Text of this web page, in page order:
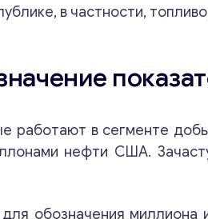
н
и
о
м
т
Ваши
в частности,
работают в сегменте
нефти США.
обозначения миллиона